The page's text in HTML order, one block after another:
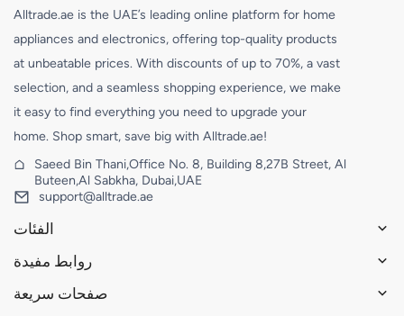
Alltrade.ae is the UAE’s leading online platform for home
appliances and electronics, offering top-quality products
at unbeatable prices. With discounts of up to 70%, a vast
selection, and a seamless shopping experience, we make
it easy to find everything you need to upgrade your
home. Shop smart, save big with Alltrade.ae!
Saeed Bin Thani,Office No. 8, Building 8,27B Street, Al
Buteen,Al Sabkha, Dubai,UAE
support@alltrade.ae
الفئات
روابط مفيدة
صفحات سريعة